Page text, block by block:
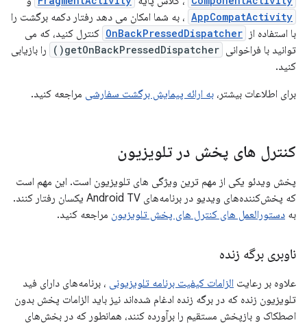
AppCompatActivity ، به شما امکان می دهد رفتار دکمه برگشت را
با استفاده از OnBackPressedDispatcher کنترل کنید، که می
توانید با فراخوانی getOnBackPressedDispatcher()
را بازیابی
کنید.
برای اطلاعات بیشتر، به ارائه پیمایش برگشت سفارشی مراجعه کنید.
کنترل های پخش در تلویزیون
پخش ویدئو یکی از مهم ترین ویژگی های تلویزیون است. این مهم است
که پخش‌کننده‌های ویدیو در برنامه‌های Android TV یکسان رفتار کنند.
به دستورالعمل های کنترل های پخش تلویزیون مراجعه کنید.
ناوبری برگه زنده
علاوه بر رعایت الزامات کیفیت برنامه تلویزیونی ، برنامه‌های دارای فید
تلویزیون زنده که در برگه زنده ادغام شده‌اند نیز باید الزامات پخش بدون
اصطکاک و بازپخش مستقیم را برآورده کنند، همانطور که در بخش‌های